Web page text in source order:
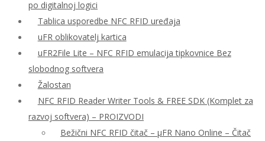
po digitalnoj logici
Tablica usporedbe NFC RFID uređaja
uFR oblikovatelj kartica
uFR2File Lite – NFC RFID emulacija tipkovnice Bez
slobodnog softvera
Žalostan
NFC RFID Reader Writer Tools & FREE SDK (Komplet za
razvoj softvera) – PROIZVODI
Bežični NFC RFID čitač – μFR Nano Online – Čitač